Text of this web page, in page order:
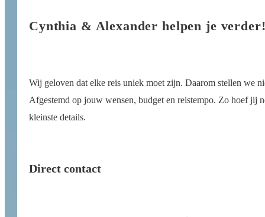
Cynthia & Alexander helpen je
Wij geloven dat elke reis uniek moet zijn. Daarom stellen we
Afgestemd op jouw wensen, budget en reistempo. Zo hoef jij
kleinste details.
Direct contact